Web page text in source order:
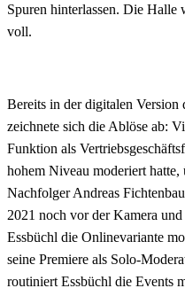
Spuren hinterlassen. Die Halle
voll.
Bereits in der digitalen Version
zeichnete sich die Ablöse ab:
Funktion als
hohem Niveau moderiert hatte,
Nachfolger Andreas
2021 noch vor der Kamera
Essbüchl die Onlinevariante
seine Premiere als Solo-
routiniert Essbüchl die Events